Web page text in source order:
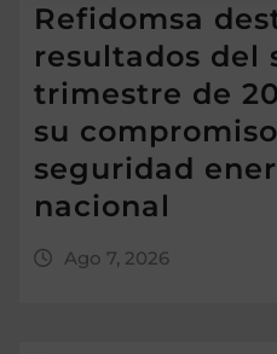
Refidomsa
resultados del
trimestre de
su
seguridad
nacional
Ago 7, 2026